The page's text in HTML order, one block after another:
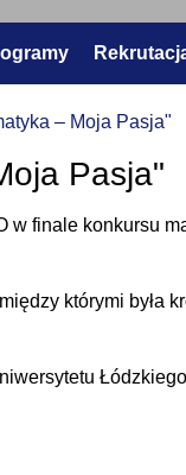
– Moja Pasja"
Pasja"
w finale konkursu
którymi była